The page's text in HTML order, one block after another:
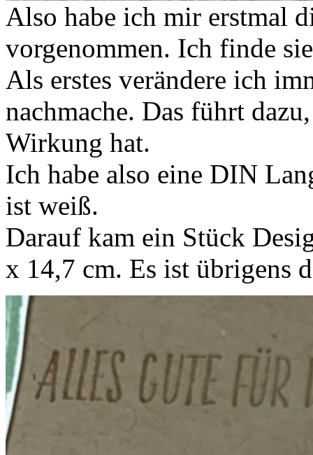
Also habe ich mir erstmal
vorgenommen. Ich finde
Als erstes verändere ich
nachmache. Das führt
Wirkung hat.
Ich habe also eine DIN
ist weiß.
Darauf kam ein Stück
x 14,7 cm. Es ist übrigens